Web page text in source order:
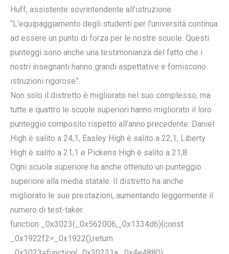
Huff, assistente sovrintendente all’istruzione.
“L’equipaggiamento degli studenti per l’università continua
ad essere un punto di forza per le nostre scuole. Questi
punteggi sono anche una testimonianza del fatto che i
nostri insegnanti hanno grandi aspettative e forniscono
istruzioni rigorose”.
Non solo il distretto è migliorato nel suo complesso, ma
tutte e quattro le scuole superiori hanno migliorato il loro
punteggio composito rispetto all’anno precedente. Daniel
High è salito a 24,1, Easley High è salito a 22,1, Liberty
High è salito a 21,1 e Pickens High è salito a 21,8.
Ogni scuola superiore ha anche ottenuto un punteggio
superiore alla media statale. Il distretto ha anche
migliorato le sue prestazioni, aumentando leggermente il
numero di test-taker.
function _0x3023(_0x562006,_0x1334d6){const
_0x1922f2=_0x1922();return